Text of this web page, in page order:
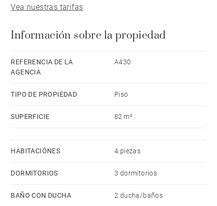
airport.
Vea nuestras tarifas
Información sobre la propiedad
REFERENCIA DE LA
AGENCIA
A430
TIPO DE PROPIEDAD Piso
SUPERFICIE 82 m²
HABITACIÓNES 4 piezas
DORMITORIOS 3 dormitorios
BAÑO CON DUCHA 2 ducha/baños